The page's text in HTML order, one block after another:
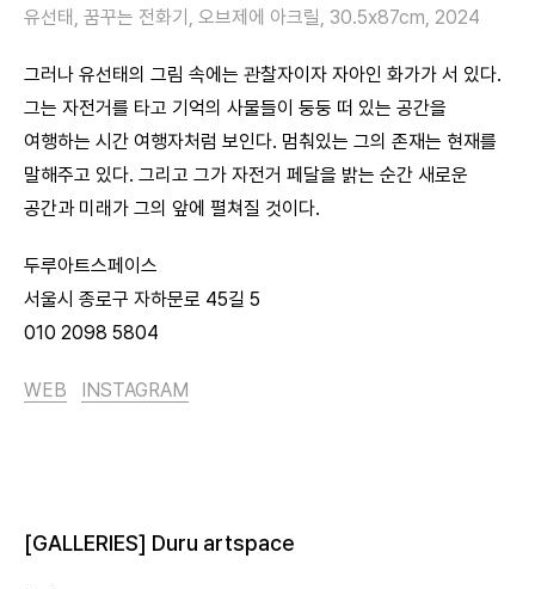
유선태, 꿈꾸는 전화기, 오브제에 아크릴, 30.5x87cm, 2024
그러나 유선태의 그림 속에는 관찰자이자 자아인 화가가 서 있다.
그는 자전거를 타고 기억의 사물들이 둥둥 떠 있는 공간을
여행하는 시간 여행자처럼 보인다. 멈춰있는 그의 존재는 현재를
말해주고 있다. 그리고 그가 자전거 페달을 밝는 순간 새로운
공간과 미래가 그의 앞에 펼쳐질 것이다.
두루아트스페이스
서울시 종로구 자하문로 45길 5
010 2098 5804
WEB INSTAGRAM
[GALLERIES] Duru artspace